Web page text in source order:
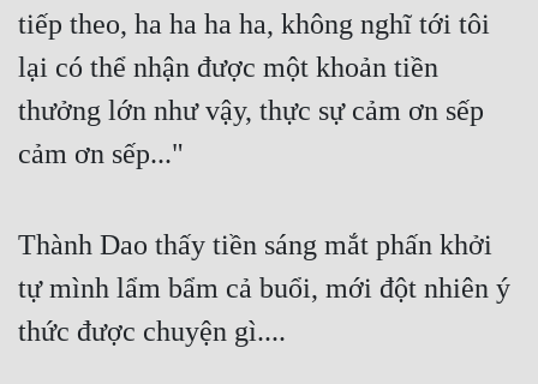
tiếp theo, ha ha ha ha, không nghĩ tới tôi
lại có thể nhận được một khoản tiền
thưởng lớn như vậy, thực sự cảm ơn sếp
cảm ơn sếp..."
Thành Dao thấy tiền sáng mắt phấn khởi
tự mình lẩm bẩm cả buổi, mới đột nhiên ý
thức được chuyện gì....